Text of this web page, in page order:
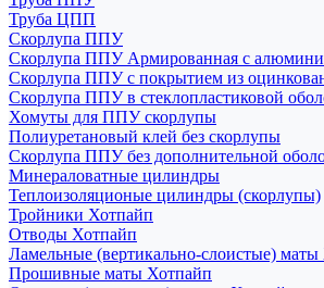
Труба ЦПП
Скорлупа ППУ
Скорлупа ППУ Армированная с
Скорлупа ППУ с покрытием из
Скорлупа ППУ в стеклопластиковой
Хомуты для ППУ скорлупы
Полиуретановый клей без скорлупы
Скорлупа ППУ без дополнительной
Минераловатные цилиндры
Теплоизоляционые цилиндры (скорлупы)
Тройники Хотпайп
Отводы Хотпайп
Ламельные (вертикально-слоистые)
Прошивные маты Хотпайп